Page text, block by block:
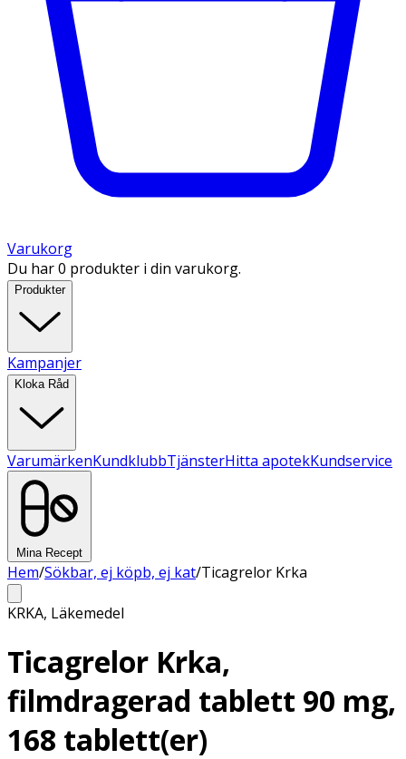
Varukorg
Du har 0 produkter i din varukorg.
Produkter
Kampanjer
Kloka Råd
VarumärkenKundklubbTjänsterHitta apotekKundservice
Mina Recept
Hem/Sökbar, ej köpb, ej kat/Ticagrelor Krka
KRKA, Läkemedel
Ticagrelor Krka,
filmdragerad tablett 90 mg,
168 tablett(er)